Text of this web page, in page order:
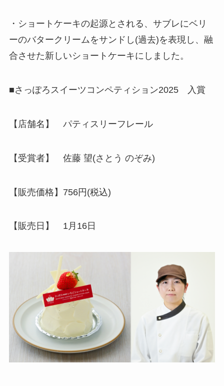
・ショートケーキの起源とされる、サブレにベリ
ーのバタークリームをサンドし(過去)を表現し、融
合させた新しいショートケーキにしました。
■さっぽろスイーツコンペティション2025 入賞
【店舗名】 パティスリーフレール
【受賞者】 佐藤 望(さとう のぞみ)
【販売価格】756円(税込)
【販売日】 1月16日